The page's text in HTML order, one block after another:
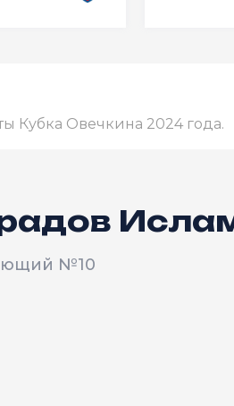
Кубка Овечкина 2024 года.
№10